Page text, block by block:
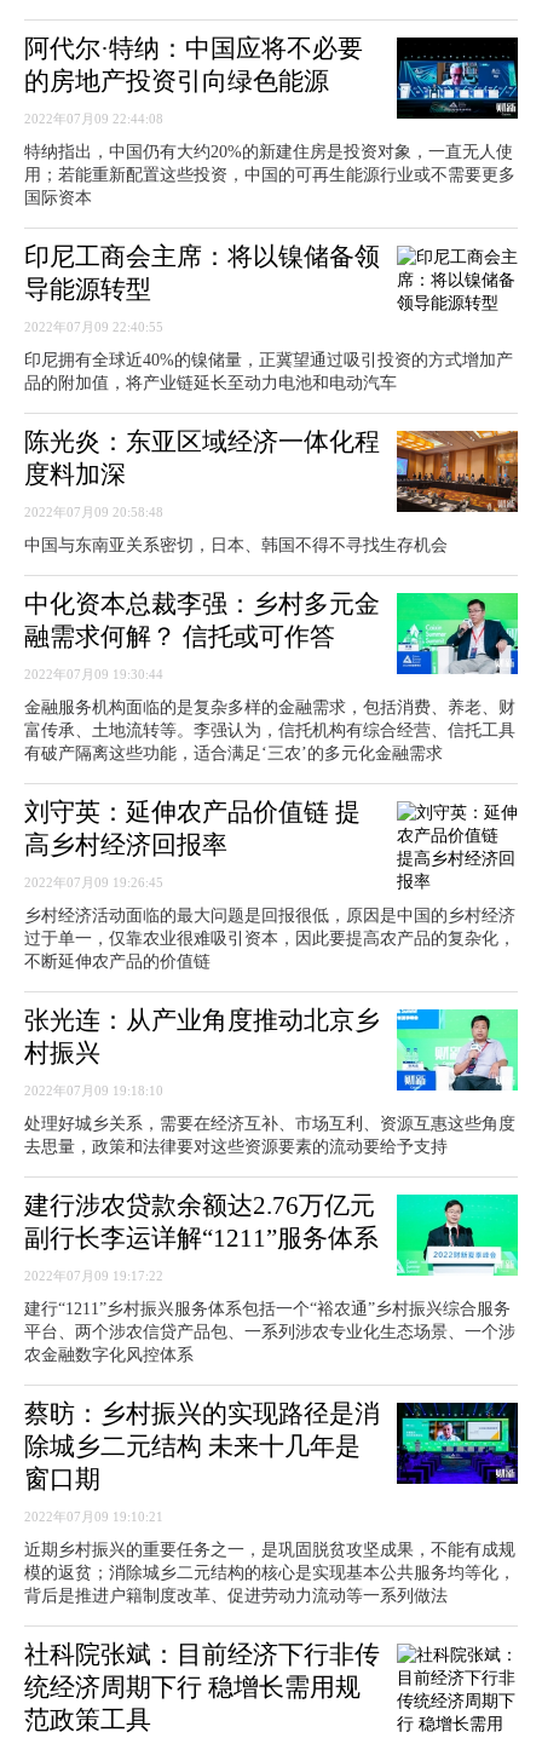
阿代尔·特纳：中国应将不必要
的房地产投资引向绿色能源
2022年07月09 22:44:08
特纳指出，中国仍有大约20%的新建住房是投资对象，一直无人使
用；若能重新配置这些投资，中国的可再生能源行业或不需要更多
国际资本
印尼工商会主席：将以镍储备领
导能源转型
2022年07月09 22:40:55
印尼拥有全球近40%的镍储量，正冀望通过吸引投资的方式增加产
品的附加值，将产业链延长至动力电池和电动汽车
陈光炎：东亚区域经济一体化程
度料加深
2022年07月09 20:58:48
中国与东南亚关系密切，日本、韩国不得不寻找生存机会
中化资本总裁李强：乡村多元金
融需求何解？ 信托或可作答
2022年07月09 19:30:44
金融服务机构面临的是复杂多样的金融需求，包括消费、养老、财
富传承、土地流转等。李强认为，信托机构有综合经营、信托工具
有破产隔离这些功能，适合满足‘三农’的多元化金融需求
刘守英：延伸农产品价值链 提
高乡村经济回报率
2022年07月09 19:26:45
乡村经济活动面临的最大问题是回报很低，原因是中国的乡村经济
过于单一，仅靠农业很难吸引资本，因此要提高农产品的复杂化，
不断延伸农产品的价值链
张光连：从产业角度推动北京乡
村振兴
2022年07月09 19:18:10
处理好城乡关系，需要在经济互补、市场互利、资源互惠这些角度
去思量，政策和法律要对这些资源要素的流动要给予支持
建行涉农贷款余额达2.76万亿元
副行长李运详解“1211”服务体系
2022年07月09 19:17:22
建行“1211”乡村振兴服务体系包括一个“裕农通”乡村振兴综合服务
平台、两个涉农信贷产品包、一系列涉农专业化生态场景、一个涉
农金融数字化风控体系
蔡昉：乡村振兴的实现路径是消
除城乡二元结构 未来十几年是
窗口期
2022年07月09 19:10:21
近期乡村振兴的重要任务之一，是巩固脱贫攻坚成果，不能有成规
模的返贫；消除城乡二元结构的核心是实现基本公共服务均等化，
背后是推进户籍制度改革、促进劳动力流动等一系列做法
社科院张斌：目前经济下行非传
统经济周期下行 稳增长需用规
范政策工具